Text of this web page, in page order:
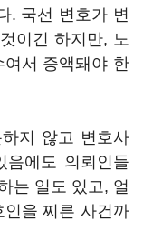
. 국선 변호가 변
이긴 하지만, 노
여서 증액돼야 한
지 않고 변호사
음에도 의뢰인들
는 일도 있고, 얼
을 찌른 사건까